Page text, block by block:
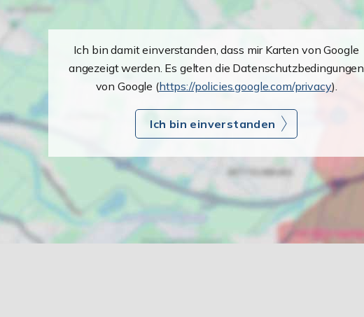
Ich bin damit einverstanden, dass mir Karten von Google
angezeigt werden. Es gelten die Datenschutzbedingungen
von Google (https://policies.google.com/privacy).
Ich bin einverstanden